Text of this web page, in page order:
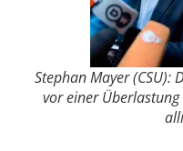
Stephan Mayer (CSU):
vor einer Überlastung